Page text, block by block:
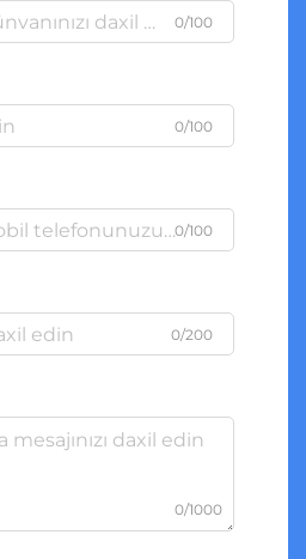
0/100
0/100
0/100
0/200
0/1000